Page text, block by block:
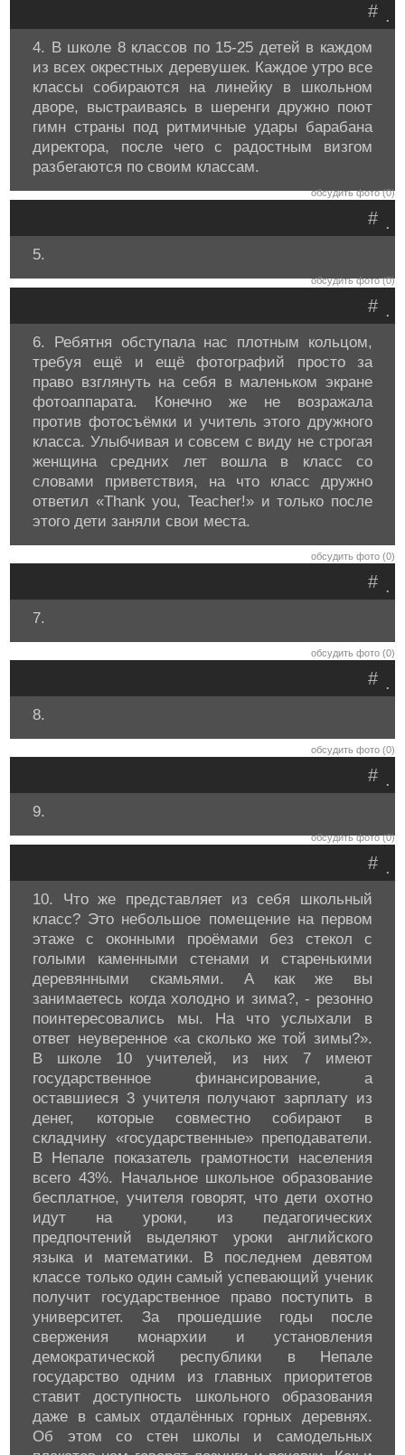
.
#
4. В школе 8 классов по 15-25 детей в каждом
из всех окрестных деревушек. Каждое утро все
классы собираются на линейку в школьном
дворе, выстраиваясь в шеренги дружно поют
гимн страны под ритмичные удары барабана
директора, после чего с радостным визгом
разбегаются по своим классам.
обсудить фото (0)
.
#
5.
обсудить фото (0)
.
#
6. Ребятня обступала нас плотным кольцом,
требуя ещё и ещё фотографий просто за
право взглянуть на себя в маленьком экране
фотоаппарата. Конечно же не возражала
против фотосъёмки и учитель этого дружного
класса. Улыбчивая и совсем с виду не строгая
женщина средних лет вошла в класс со
словами приветствия, на что класс дружно
ответил «Thank you, Teacher!» и только после
этого дети заняли свои места.
обсудить фото (0)
.
#
7.
обсудить фото (0)
.
#
8.
обсудить фото (0)
.
#
9.
обсудить фото (0)
.
#
10. Что же представляет из себя школьный
класс? Это небольшое помещение на первом
этаже с оконными проёмами без стекол с
голыми каменными стенами и старенькими
деревянными скамьями. А как же вы
занимаетесь когда холодно и зима?, - резонно
поинтересовались мы. На что услыхали в
ответ неуверенное «а сколько же той зимы?».
В школе 10 учителей, из них 7 имеют
государственное финансирование, а
оставшиеся 3 учителя получают зарплату из
денег, которые совместно собирают в
складчину «государственные» преподаватели.
В Непале показатель грамотности населения
всего 43%. Начальное школьное образование
бесплатное, учителя говорят, что дети охотно
идут на уроки, из педагогических
предпочтений выделяют уроки английского
языка и математики. В последнем девятом
классе только один самый успевающий ученик
получит государственное право поступить в
университет. За прошедшие годы после
свержения монархии и установления
демократической республики в Непале
государство одним из главных приоритетов
ставит доступность школьного образования
даже в самых отдалённых горных деревнях.
Об этом со стен школы и самодельных